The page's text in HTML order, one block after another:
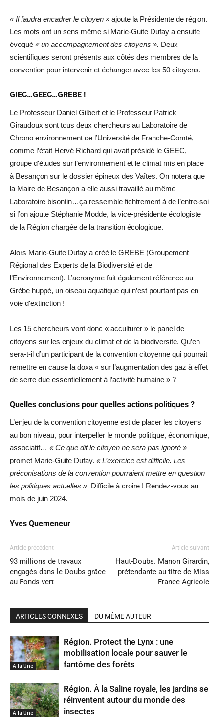
« Il faudra encadrer le citoyen » ajoute la Présidente de région.
Les mots ont un sens même si Marie-Guite Dufay a ensuite
évoqué « un accompagnement des citoyens ». Deux
scientifiques seront présents aux côtés des membres de la
convention pour intervenir et échanger avec les 50 citoyens.
GIEC…GEEC…GREBE !
Le Professeur Daniel Gilbert et le Professeur Patrick
Giraudoux sont tous deux chercheurs au Laboratoire de
Chrono environnement de l’Université de Franche-Comté,
comme l’était Hervé Richard qui avait présidé le GEEC,
groupe d’études sur l’environnement et le climat mis en place
à Besançon sur le dossier épineux des Vaîtes. On notera que
la Maire de Besançon a elle aussi travaillé au même
Laboratoire bisontin…ça ressemble fichtrement à de l’entre-soi
si l’on ajoute Stéphanie Modde, la vice-présidente écologiste
de la Région chargée de la transition écologique.
Alors Marie-Guite Dufay a créé le GREBE (Groupement
Régional des Experts de la Biodiversité et de
l’Environnement). L’acronyme fait également référence au
Grèbe huppé, un oiseau aquatique qui n’est pourtant pas en
voie d’extinction !
Les 15 chercheurs vont donc « acculturer » le panel de
citoyens sur les enjeux du climat et de la biodiversité. Qu’en
sera-t-il d’un participant de la convention citoyenne qui pourrait
remettre en cause la doxa « sur l’augmentation des gaz à effet
de serre due essentiellement à l’activité humaine » ?
Quelles conclusions pour quelles actions politiques ?
L’enjeu de la convention citoyenne est de placer les citoyens
au bon niveau, pour interpeller le monde politique, économique,
associatif… « Ce que dit le citoyen ne sera pas ignoré »
promet Marie-Guite Dufay. « L’exercice est difficile. Les
préconisations de la convention pourraient mettre en question
les politiques actuelles ». Difficile à croire ! Rendez-vous au
mois de juin 2024.
Yves Quemeneur
Article précédent
93 millions de travaux
engagés dans le Doubs grâce
au Fonds vert
Article suivant
Haut-Doubs. Manon Girardin,
prétendante au titre de Miss
France Agricole
ARTICLES CONNEXES DU MÊME AUTEUR
A la Une
Région. Protect the Lynx : une
mobilisation locale pour sauver le
fantôme des forêts
A la Une
Région. À la Saline royale, les jardins se
réinventent autour du monde des
insectes